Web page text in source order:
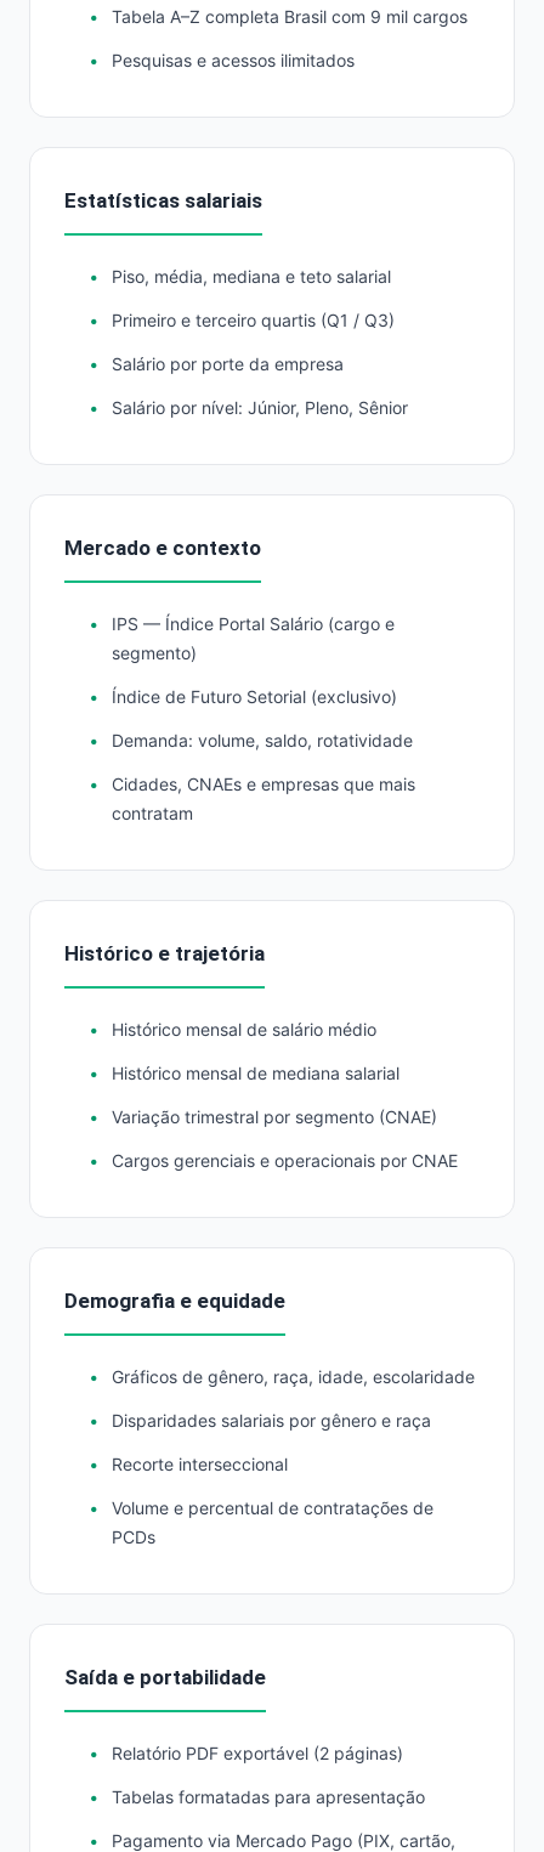
Tabela A–Z completa Brasil com 9 mil cargos
Pesquisas e acessos ilimitados
Estatísticas salariais
Piso, média, mediana e teto salarial
Primeiro e terceiro quartis (Q1 / Q3)
Salário por porte da empresa
Salário por nível: Júnior, Pleno, Sênior
Mercado e contexto
IPS — Índice Portal Salário (cargo e
segmento)
Índice de Futuro Setorial (exclusivo)
Demanda: volume, saldo, rotatividade
Cidades, CNAEs e empresas que mais
contratam
Histórico e trajetória
Histórico mensal de salário médio
Histórico mensal de mediana salarial
Variação trimestral por segmento (CNAE)
Cargos gerenciais e operacionais por CNAE
Demografia e equidade
Gráficos de gênero, raça, idade, escolaridade
Disparidades salariais por gênero e raça
Recorte interseccional
Volume e percentual de contratações de
PCDs
Saída e portabilidade
Relatório PDF exportável (2 páginas)
Tabelas formatadas para apresentação
Pagamento via Mercado Pago (PIX, cartão,